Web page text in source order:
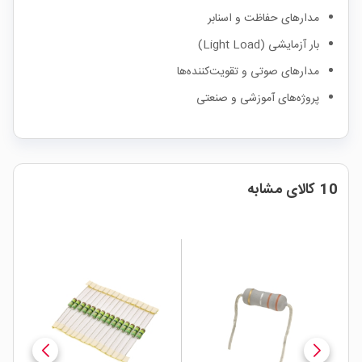
مدارهای حفاظت و اسنابر
بار آزمایشی (Light Load)
مدارهای صوتی و تقویت‌کننده‌ها
پروژه‌های آموزشی و صنعتی
10 کالای مشابه